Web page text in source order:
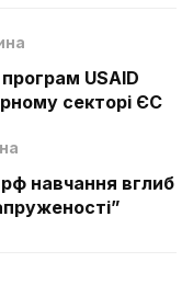
USAID
секторі ЄС
рф навчання вглиб